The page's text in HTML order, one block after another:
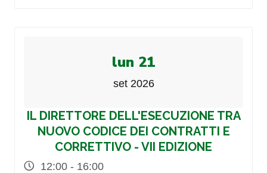
lun 21
set 2026
IL DIRETTORE DELL'ESECUZIONE TRA
NUOVO CODICE DEI CONTRATTI E
CORRETTIVO - VII EDIZIONE
12:00 - 16:00